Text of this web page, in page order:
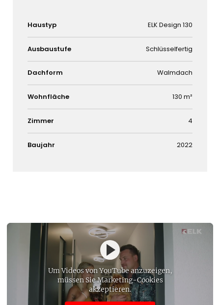
Haustyp ELK Design 130
Ausbaustufe Schlüsselfertig
Dachform Walmdach
Wohnfläche 130 m²
Zimmer 4
Baujahr 2022
Um Videos von YouTube anzuzeigen,
müssen Sie Marketing-Cookies
akzeptieren.